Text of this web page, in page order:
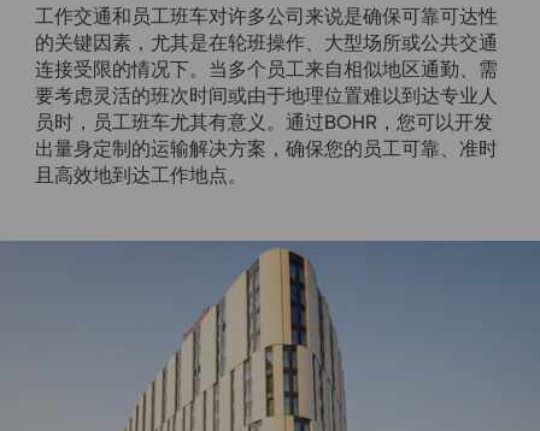
工作交通和员工班车对许多公司来说是确保可靠可达性
的关键因素，尤其是在轮班操作、大型场所或公共交通
连接受限的情况下。当多个员工来自相似地区通勤、需
要考虑灵活的班次时间或由于地理位置难以到达专业人
员时，员工班车尤其有意义。通过BOHR，您可以开发
出量身定制的运输解决方案，确保您的员工可靠、准时
且高效地到达工作地点。